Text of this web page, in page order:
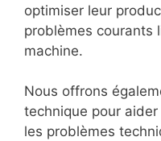
optimiser leur
problèmes courants
machine.
Nous offrons
technique pour
les problèmes